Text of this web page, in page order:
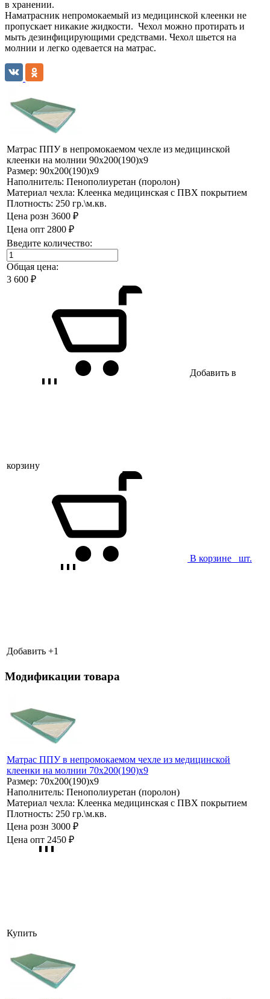
в хранении.
Наматрасник непромокаемый из медицинской клеенки не
пропускает никакие жидкости. Чехол можно протирать и
мыть дезинфицирующими средствами. Чехол шьется на
молнии и легко одевается на матрас.
Матрас ППУ в непромокаемом чехле из медицинской
клеенки на молнии 90х200(190)х9
Размер: 90х200(190)х9
Наполнитель: Пенополиуретан (поролон)
Материал чехла: Клеенка медицинская с ПВХ покрытием
Плотность: 250 гр.\м.кв.
Цена розн 3600 ₽
Цена опт 2800 ₽
Введите количество:
Общая цена:
3 600 ₽
Добавить в
корзину
В корзине шт.
Добавить +1
Модификации товара
Матрас ППУ в непромокаемом чехле из медицинской
клеенки на молнии 70х200(190)х9
Размер: 70х200(190)х9
Наполнитель: Пенополиуретан (поролон)
Материал чехла: Клеенка медицинская с ПВХ покрытием
Плотность: 250 гр.\м.кв.
Цена розн 3000 ₽
Цена опт 2450 ₽
Купить